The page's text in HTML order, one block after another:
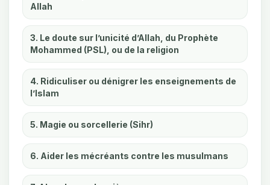
Allah
3. Le doute sur l’unicité d’Allah, du Prophète
Mohammed (PSL), ou de la religion
4. Ridiculiser ou dénigrer les enseignements de
l’Islam
5. Magie ou sorcellerie (Sihr)
6. Aider les mécréants contre les musulmans